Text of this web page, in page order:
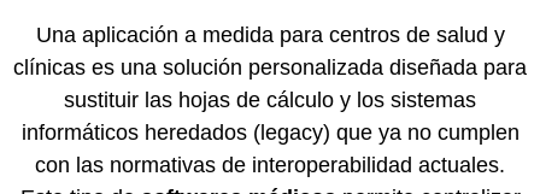
Una aplicación a medida para centros de salud y
clínicas es una solución personalizada diseñada para
sustituir las hojas de cálculo y los sistemas
informáticos heredados (legacy) que ya no cumplen
con las normativas de interoperabilidad actuales.